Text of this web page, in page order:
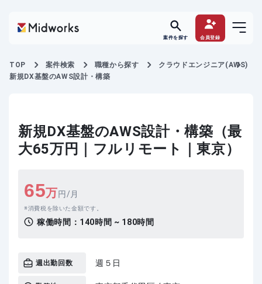
案件を探す 会員登録
TOP 案件検索 職種から探す
クラウドエンジニア(AWS)
新規DX基盤のAWS設計・構築
新規DX基盤のAWS設計・構築（最
大65万円｜フルリモート｜東京）
65万円/月
消費税を除いた金額です。
稼働時間： 140時間 ~ 180時間
週出勤回数 週５日